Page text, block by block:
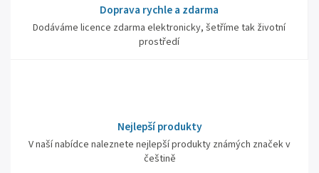
Doprava rychle a zdarma
Dodáváme licence zdarma elektronicky, šetříme tak životní
prostředí
Nejlepší produkty
V naší nabídce naleznete nejlepší produkty známých značek v
češtině